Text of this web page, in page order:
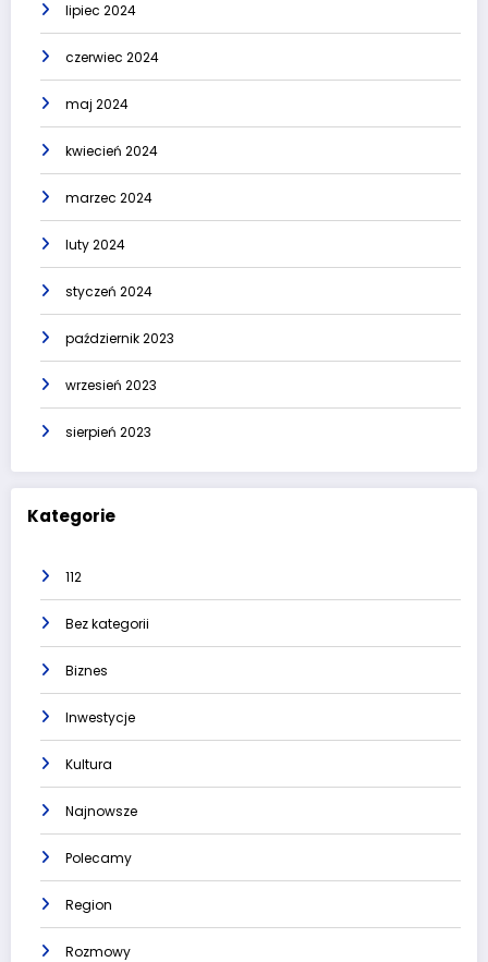
lipiec 2024
czerwiec 2024
maj 2024
kwiecień 2024
marzec 2024
luty 2024
styczeń 2024
październik 2023
wrzesień 2023
sierpień 2023
Kategorie
112
Bez kategorii
Biznes
Inwestycje
Kultura
Najnowsze
Polecamy
Region
Rozmowy